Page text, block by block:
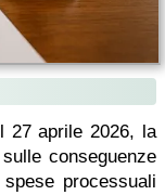
27 aprile 2026, la
conseguenze
processuali